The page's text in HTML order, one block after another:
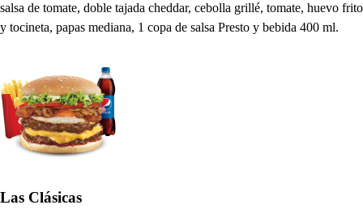
salsa de tomate, doble tajada cheddar, cebolla grillé, tomate, huevo frito
y tocineta, papas mediana, 1 copa de salsa Presto y bebida 400 ml.
Las Clásicas